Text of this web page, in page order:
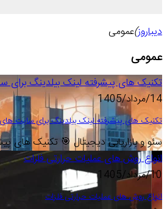
دیباروز)عمومی
عمومی
تکنیک های پیشرفته لینک بیلدینگ
14/مرداد/1405
تکنیک های پیشرفته لینک بیلدینگ برای سایت
سئو و بازاریابی دیجیتال 🎯 تکنیک های
انواع روش های عملیات حرارتی فلزات
10/مرداد/1405
انواع روش های عملیات حرارتی فلزات